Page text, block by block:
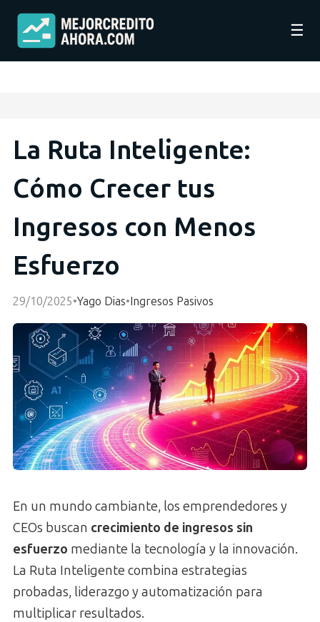
☰
La Ruta Inteligente:
Cómo Crecer tus
Ingresos con Menos
Esfuerzo
29/10/2025•Yago Dias•Ingresos Pasivos
En un mundo cambiante, los emprendedores y
CEOs buscan crecimiento de ingresos sin
esfuerzo mediante la tecnología y la innovación.
La Ruta Inteligente combina estrategias
probadas, liderazgo y automatización para
multiplicar resultados.